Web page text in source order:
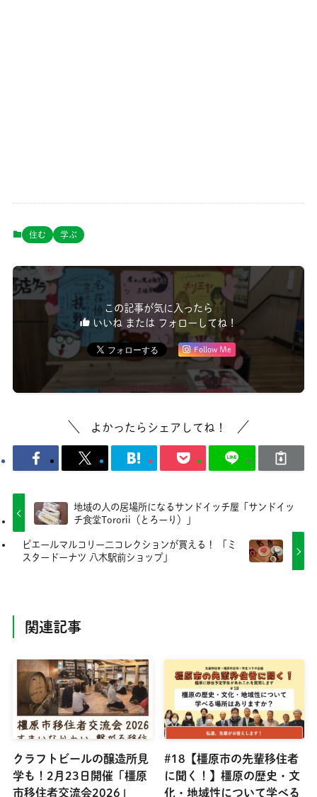
住む 学ぶ
この記事が気に入ったら
いいね または フォローしてね！
Follow Me
よかったらシェアしてね！
地域の人の居場所になるサンドイッチ屋「サンドイッ
チ食堂Tororii（とろーり）」
ピエールマルコリー二コレクションが買える！ 「ミ
スタードーナツ 八木駅前ショップ」
関連記事
クラフトビールの醸造所見
学も！2月23日開催「橿原
市移住者交流会2026」
#18【橿原市の先輩移住者
に聞く！】橿原の歴史・文
化・地域性について学べる